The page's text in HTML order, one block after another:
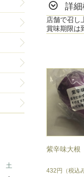
詳
店舗で召し
賞味期限は
紫辛味大根
432円 （税込
土